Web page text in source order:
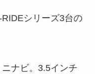
シリーズ3台の
ナビ。3.5インチ